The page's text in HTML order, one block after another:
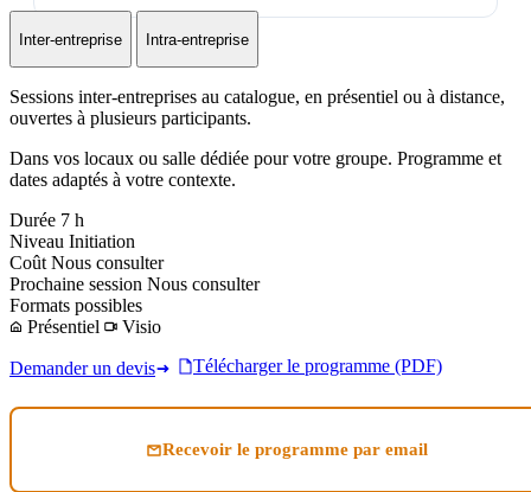
Inter-entreprise Intra-entreprise
Sessions inter-entreprises au catalogue, en présentiel ou à distance,
ouvertes à plusieurs participants.
Dans vos locaux ou salle dédiée pour votre groupe. Programme et
dates adaptés à votre contexte.
Durée 7 h
Niveau Initiation
Coût Nous consulter
Prochaine session Nous consulter
Formats possibles
Présentiel
Visio
Demander un devis Télécharger le programme (PDF)
Recevoir le programme par email